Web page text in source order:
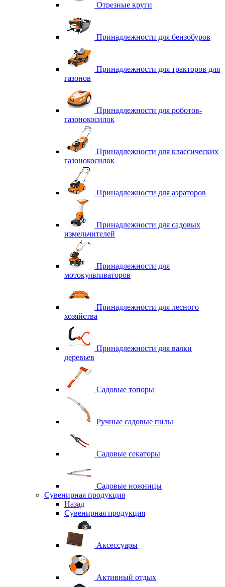
Отрезные круги
Принадлежности для бензобуров
Принадлежности для тракторов для
газонов
Принадлежности для роботов-
газонокосилок
Принадлежности для классических
газонокосилок
Принадлежности для аэраторов
Принадлежности для садовых
измельчителей
Принадлежности для
мотокультиваторов
Принадлежности для лесного
хозяйства
Принадлежности для валки
деревьев
Садовые топоры
Ручные садовые пилы
Садовые секаторы
Садовые ножницы
Сувенирная продукция
Назад
Сувенирная продукция
Аксессуары
Активный отдых